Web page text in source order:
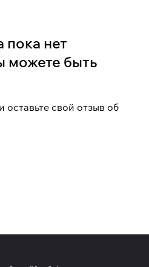
пока нет
можете быть
оставьте свой отзыв об